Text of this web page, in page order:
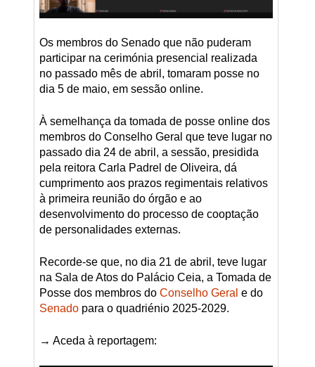
Os membros do Senado que não puderam
participar na cerimónia presencial realizada
no passado mês de abril, tomaram posse no
dia 5 de maio, em sessão online.
À semelhança da tomada de posse online dos
membros do Conselho Geral que teve lugar no
passado dia 24 de abril, a sessão, presidida
pela reitora Carla Padrel de Oliveira, dá
cumprimento aos prazos regimentais relativos
à primeira reunião do órgão e ao
desenvolvimento do processo de cooptação
de personalidades externas.
Recorde-se que, no dia 21 de abril, teve lugar
na Sala de Atos do Palácio Ceia, a Tomada de
Posse dos membros do Conselho Geral e do
Senadopara o quadriénio 2025-2029.
→ Aceda à reportagem: